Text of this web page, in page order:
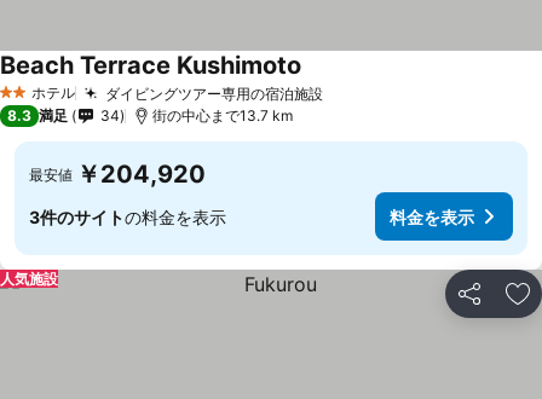
2 ホテルのランク
ホテル ダイビングツアー専用の宿泊施設
Beach Terrace Kushimoto
8.3 満足 34 街の中心まで13.7 km
最安値 ￥204,920
3件のサイトの料金を表示 料金を表示
シェア お
人気施設